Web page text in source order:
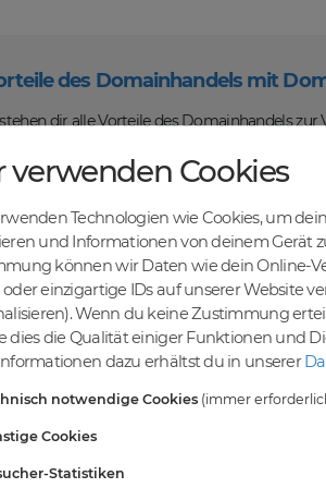
des Domainhandels mit
dir alle Vorteile des Domainhandels
kaufen, verkaufen und recyceln
Abwicklung und sicheren Domaintransfers.
Online-Erfolg mit DomainCatcher
Schlüssel zum Online-Erfolg. Mit
deine Zielgruppe gezielt ansprechen.
zu steigern.
vielfältigen Auswahl an
du eine breite Auswahl an
Möglichkeiten, um deine Online-
Gemeinsam realisieren wir deinen
verwenden Cookies
Technologien wie Cookies, um
und Informationen von deinem Gerät
können wir Daten wie dein Online-
einzigartige IDs auf unserer Website
Wenn du keine Zustimmung
dies die Qualität einiger Funktionen und
dazu erhältst du in unserer
notwendige Cookies (immer
Cookies
Statistiken